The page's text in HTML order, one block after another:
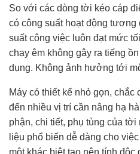
So với các dòng tời kéo cáp
có công suất hoạt động tương
suất công việc luôn đạt mức
chạy êm không gây ra tiếng
dụng. Không ảnh hưởng tới
Máy có thiết kế nhỏ gọn, chắc
đến nhiều vị trí cần nâng hạ
phận, chi tiết, phụ tùng của
liệu phổ biến dễ dàng cho